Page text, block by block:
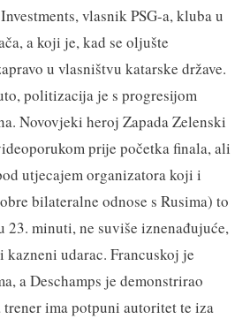
vlasnik PSG-a, kluba u
a koji je, kad se oljušte
u vlasništvu katarske države.
politizacija je s progresijom
Novovjeki heroj Zapada Zelenski
prije početka finala, ali
utjecajem organizatora koji i
bilateralne odnose s Rusima) to
minuti, ne suviše iznenađujuće,
kazneni udarac. Francuskoj je
a Deschamps je demonstrirao
ima potpuni autoritet te iza